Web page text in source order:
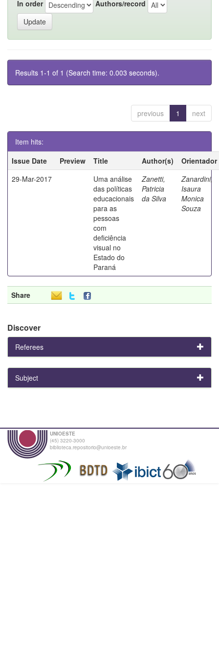
In order Authors/record
Results 1-1 of 1 (Search time: 0.003 seconds).
previous 1 next
Item hits:
Issue Date
Preview Title Author(s)
Orientador
29-Mar-2017
Uma análise
das políticas
educacionais
para as
pessoas
com
deficiência
visual no
Estado do
Paraná
Zanetti,
Patricia
da Silva
Zanardini,
Isaura
Monica
Souza
Share
Discover
Referees
Subject
UNIOESTE
(45) 3220-3000
biblioteca.repositorio@unioeste.br